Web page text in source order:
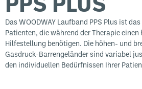
PPS PLUS
Das WOODWAY Laufband PPS Plus ist
Patienten, die während der Therapie einen
Hilfestellung benötigen. Die höhen- und
Gasdruck-Barrengeländer sind variabel
den individuellen Bedürfnissen Ihrer